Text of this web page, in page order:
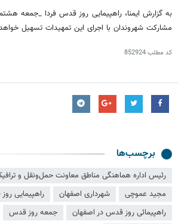
به گزارش ایمنا، راهپیمایی روز قدس فردا _جمعه
مشارکت شهروندان با اجرای این تمهیدات تسهیل
کد مطلب852924
برچسب‌ها
رئیس اداره هماهنگی مناطق معاونت حمل‌ونقل و
مجید عموچی
شهرداری اصفهان
راهپیمایی
راهپیمائی روز قدس در اصفهان
جمعه روز قدس